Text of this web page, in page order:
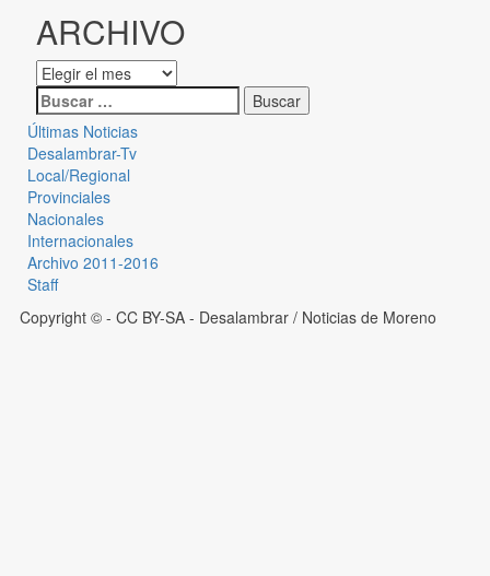
ARCHIVO
Últimas Noticias
Desalambrar-Tv
Local/Regional
Provinciales
Nacionales
Internacionales
Archivo 2011-2016
Staff
Copyright © - CC BY-SA - Desalambrar / Noticias de Moreno